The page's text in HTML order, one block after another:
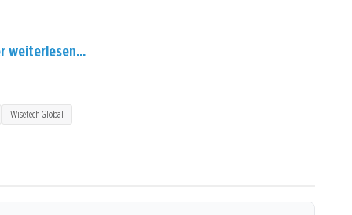
weiterlesen...
Wisetech Global